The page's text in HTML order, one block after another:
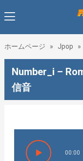
ホームページ » Jpop »
Number_i –
信音
00:00